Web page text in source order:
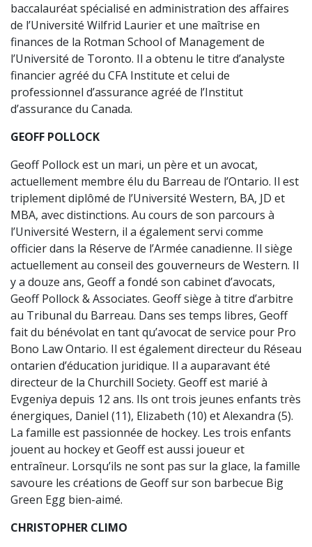
baccalauréat spécialisé en administration des affaires
de l’Université Wilfrid Laurier et une maîtrise en
finances de la Rotman School of Management de
l’Université de Toronto. Il a obtenu le titre d’analyste
financier agréé du CFA Institute et celui de
professionnel d’assurance agréé de l’Institut
d’assurance du Canada.
GEOFF POLLOCK
Geoff Pollock est un mari, un père et un avocat,
actuellement membre élu du Barreau de l’Ontario. Il est
triplement diplômé de l’Université Western, BA, JD et
MBA, avec distinctions. Au cours de son parcours à
l’Université Western, il a également servi comme
officier dans la Réserve de l’Armée canadienne. Il siège
actuellement au conseil des gouverneurs de Western. Il
y a douze ans, Geoff a fondé son cabinet d’avocats,
Geoff Pollock & Associates. Geoff siège à titre d’arbitre
au Tribunal du Barreau. Dans ses temps libres, Geoff
fait du bénévolat en tant qu’avocat de service pour Pro
Bono Law Ontario. Il est également directeur du Réseau
ontarien d’éducation juridique. Il a auparavant été
directeur de la Churchill Society. Geoff est marié à
Evgeniya depuis 12 ans. Ils ont trois jeunes enfants très
énergiques, Daniel (11), Elizabeth (10) et Alexandra (5).
La famille est passionnée de hockey. Les trois enfants
jouent au hockey et Geoff est aussi joueur et
entraîneur. Lorsqu’ils ne sont pas sur la glace, la famille
savoure les créations de Geoff sur son barbecue Big
Green Egg bien-aimé.
CHRISTOPHER CLIMO